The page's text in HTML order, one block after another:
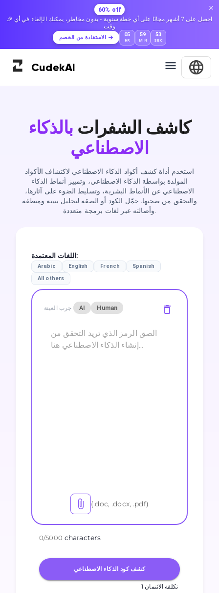
60% off
🎉 احصل على 7 أشهر مجانًا على أي خطة سنوية - بدون مخاطر، يمكنك الإلغاء في أي
وقت
الاستفادة من الخصم 05
HR
59
MIN
52
SEC
CudekAI
كاشف الشفرات بالذكاء
الاصطناعي
استخدم أداة كشف أكواد الذكاء الاصطناعي لاكتشاف الأكواد
المولدة بواسطة الذكاء الاصطناعي، وتمييز أنماط الذكاء
الاصطناعي عن الأنماط البشرية، وتسليط الضوء على آثارها،
والتحقق من صحتها. حمّل الكود أو الصقه لتحليل بنيته ومنطقه
وأصالته عبر لغات برمجة متعددة.
اللغات المعتمدة:
Arabic English French
Spanish
All others
جرب العينة AI Human
(.doc, .docx, .pdf)
0/5000 characters
كشف كود الذكاء الاصطناعي
1 تكلفة الائتمان